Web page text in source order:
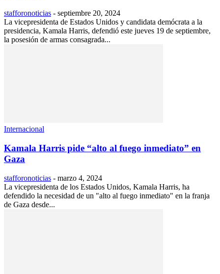
stafforonoticias - septiembre 20, 2024
La vicepresidenta de Estados Unidos y candidata demócrata a la
presidencia, Kamala Harris, defendió este jueves 19 de septiembre,
la posesión de armas consagrada...
Internacional
Kamala Harris pide “alto al fuego inmediato” en
Gaza
stafforonoticias - marzo 4, 2024
La vicepresidenta de los Estados Unidos, Kamala Harris, ha
defendido la necesidad de un "alto al fuego inmediato" en la franja
de Gaza desde...